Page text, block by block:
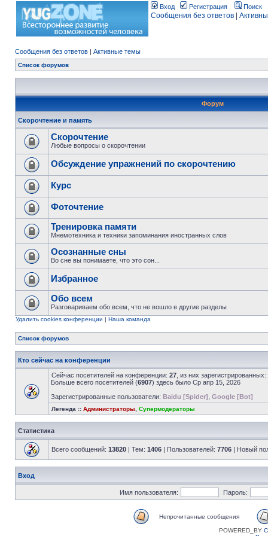
Вход Регистрация Поиск
Сообщения без ответов
Сообщения без ответов | Активные темы
Список форумов
Форум
Скорочтение и память
Скорочтение
Любые вопросы о скорочтении
Обсуждение упражнений по скорочтению
Курс
Фоточтение
Тренировка памяти
Мнемотехника и техники запоминания иностранных слов
Осознанные сны
Во сне вы понимаете, что это сон...
Избранное
Обо всем
Разговариваем обо всем, что не вошло в другие разделы
Удалить cookies конференции | Наша команда
Список форумов
Кто сейчас на конференции
Сейчас посетителей на конференции: 27 , из них
Больше всего посетителей (6907) здесь было Ср апр 15, 2026
Зарегистрированные пользователи: Baidu [Spider] Google [Bot]
Легенда :: Администраторы Супермодераторы
Статистика
Всего сообщений: 13820 | Тем: 1406 | Пользователей: 7706 | Новый
Вход
Имя пользователя: Пароль:
Непрочитанные сообщения
POWERED_BY